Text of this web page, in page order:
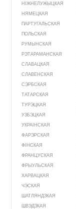
НІЖНЕЛУЖЫЦКАЯ
НЯМЕЦКАЯ
ПАРТУГАЛЬСКАЯ
ПОЛЬСКАЯ
РУМЫНСКАЯ
РЭТАРАМАНСКАЯ
СЛАВАЦКАЯ
СЛАВЕНСКАЯ
СЭРБСКАЯ
ТАТАРСКАЯ
ТУРЭЦКАЯ
УЗБЭЦКАЯ
УКРАІНСКАЯ
ФАРЭРСКАЯ
ФІНСКАЯ
ФРАНЦУСКАЯ
ФРЫУЛЬСКАЯ
ХАРВАЦКАЯ
ЧЭСКАЯ
ШАТЛЯНДЗКАЯ
ШВЭДЗКАЯ